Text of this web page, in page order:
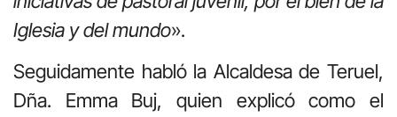
Iglesia y del mundo».
Seguidamente habló la Alcaldesa de Teruel,
Dña. Emma Buj, quien explicó como el